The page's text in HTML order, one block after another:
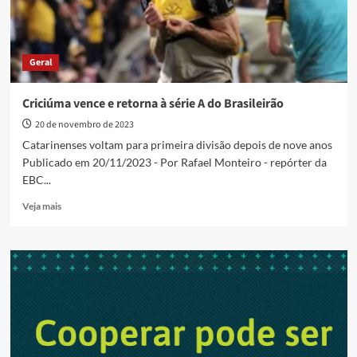
Geral
Criciúma vence e retorna à série A do Brasileirão
20 de novembro de 2023
Catarinenses voltam para primeira divisão depois de nove anos
Publicado em 20/11/2023 - Por Rafael Monteiro - repórter da
EBC...
Veja maisRead
Criciúma
vence
série
A